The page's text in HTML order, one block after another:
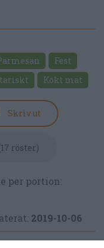
Fest
Kokt mat
Skriv ut
17 röster)
per portion:
2019-10-06